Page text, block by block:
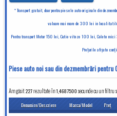
* Transport gratuit, doar pentru piesele auto originale din
valoare mai mare de 300 lei in
Pentru transport Motor 150 lei, Cutie viteze 100 lei, Colete mici
Preţurile afişate
Piese auto noi sau din dezmembrări pentru
Am găsit227rezultate în1,4687500 secunde cu un filtru
Denumire/Descriere Marca/Model Preţ